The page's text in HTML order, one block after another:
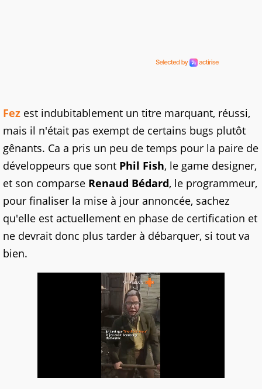
Fez est indubitablement un titre marquant, réussi,
mais il n'était pas exempt de certains bugs plutôt
gênants. Ca a pris un peu de temps pour la paire de
développeurs que sont Phil Fish, le game designer,
et son comparse Renaud Bédard, le programmeur,
pour finaliser la mise à jour annoncée, sachez
qu'elle est actuellement en phase de certification et
ne devrait donc plus tarder à débarquer, si tout va
bien.